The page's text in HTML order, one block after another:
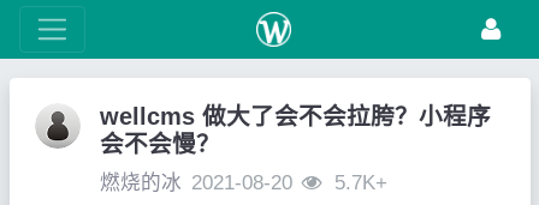
wellcms 做大了会不会拉胯？小程序
会不会慢？
燃烧的冰 2021-08-20 5.7K+